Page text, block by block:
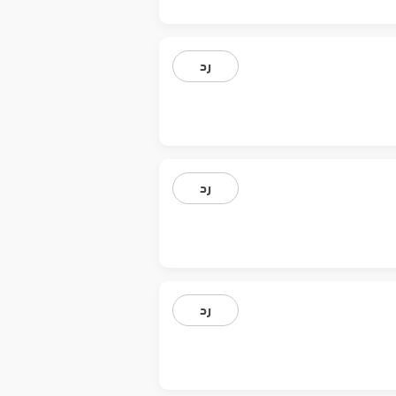
رد
رد
رد